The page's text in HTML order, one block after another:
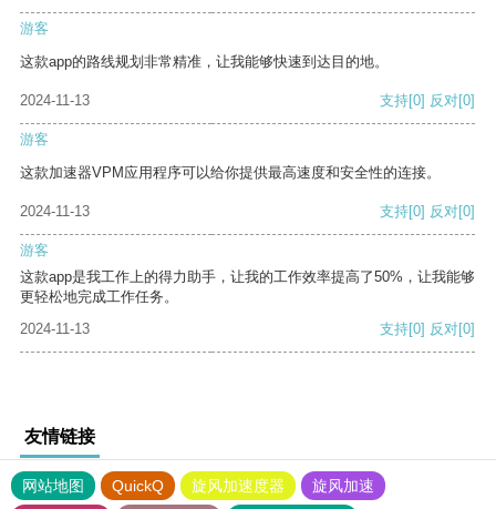
游客
这款app的路线规划非常精准，让我能够快速到达目的地。
2024-11-13 支持[0] 反对[0]
游客
这款加速器VPM应用程序可以给你提供最高速度和安全性的连接。
2024-11-13 支持[0] 反对[0]
游客
这款app是我工作上的得力助手，让我的工作效率提高了50%，让我能够
更轻松地完成工作任务。
2024-11-13
支持[0] 反对[0]
友情链接
网站地图 QuickQ 旋风加速度器
旋风加速